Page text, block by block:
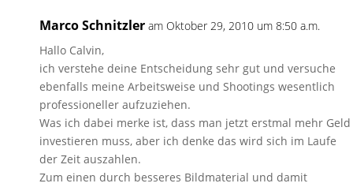
Marco Schnitzler am Oktober 29, 2010 um 8:50 a.m.
Hallo Calvin,
ich verstehe deine Entscheidung sehr gut und versuche
ebenfalls meine Arbeitsweise und Shootings wesentlich
professioneller aufzuziehen.
Was ich dabei merke ist, dass man jetzt erstmal mehr Geld
investieren muss, aber ich denke das wird sich im Laufe
der Zeit auszahlen.
Zum einen durch besseres Bildmaterial und damit